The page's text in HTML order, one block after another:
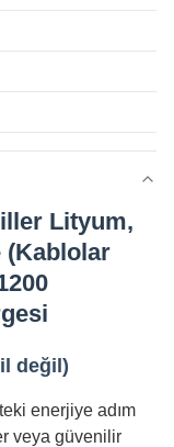
Lityum,
(Kablolar
değil)
enerjiye adım
veya güvenilir